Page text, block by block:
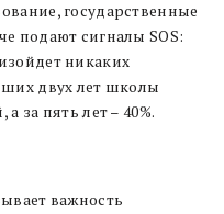
государственные
подают сигналы SOS:
никаких
двух лет школы
за пять лет – 40%.
важность